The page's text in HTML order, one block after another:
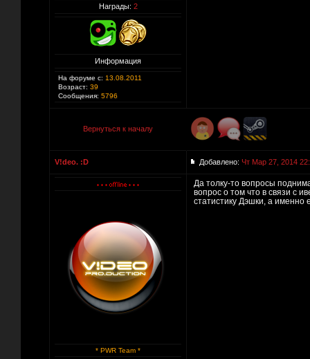
Награды: 2
Информация
На форуме с: 13.08.2011
Возраст: 39
Сообщения: 5796
Вернуться к началу
V!deo. :D Добавлено: Чт Мар 27, 2014
* PWR Team *
Да толку-то вопросы
вопрос о том что в связи с
статистику Дэшки, а именно